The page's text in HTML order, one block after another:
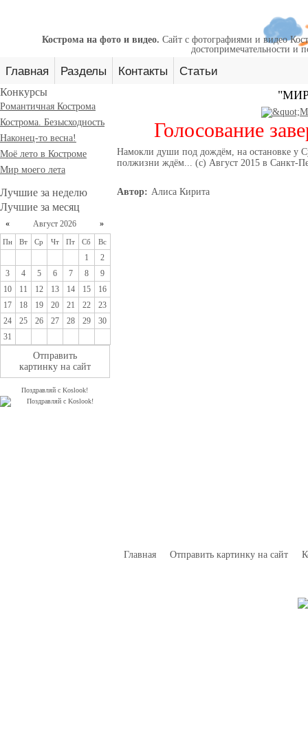
Кострома на фото и видео. Сайт с фотографиями и видео
достопримечательности и
Главная Разделы Контакты Статьи
Конкурсы
Романтичная Кострома
Кострома. Безысходность
Наконец-то весна!
Моё лето в Костроме
Мир моего лета
Лучшие за неделю
Лучшие за месяц
« Август 2026 »
Пн Вт Ср Чт Пт Сб Вс
1
2
3
4 5 6 7 8
9
10
11 12 13 14 15
16
17
18 19 20 21 22
23
24
25 26 27 28 29
30
31
Отправить
картинку на сайт
Поздравляй с Koslook!
Голосование
Намокли души под дождём, на остановке у
полжизни ждём... (с) Август 2015 в Санкт-
Автор: Алиса Кирита
Главная Отправить картинку на сайт